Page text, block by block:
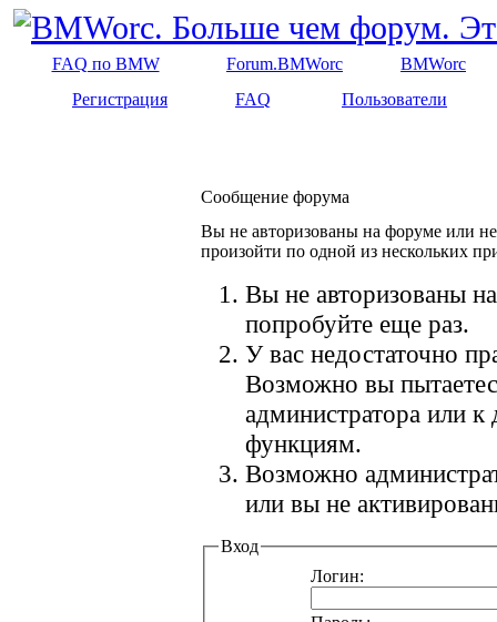
FAQ по BMW Forum.BMWorc
BMWorc
Регистрация
FAQ Пользователи
Сообщение форума
Вы не авторизованы на форуме или
произойти по одной из нескольких
Вы не авторизованы
попробуйте еще раз.
У вас недостаточно
Возможно вы
администратора или
функциям.
Возможно
или вы не
Вход
Логин: